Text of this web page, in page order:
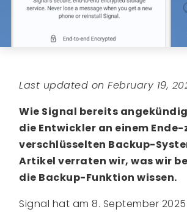
Last updated on February 19,
Wie Signal bereits
die Entwickler an einem
verschlüsselten Backup-
Artikel verraten wir, was wir
die Backup-Funktion wissen.
Signal hat am 8. September